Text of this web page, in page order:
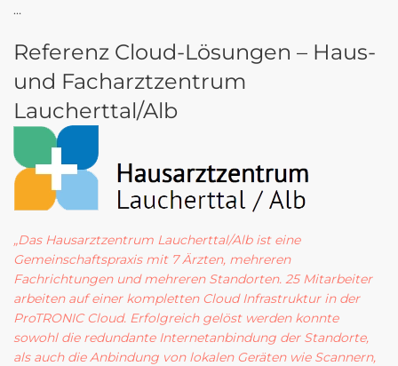
…
Referenz Cloud-Lösungen – Haus-
und Facharztzentrum
Laucherttal/Alb
„Das Hausarztzentrum Laucherttal/Alb ist eine
Gemeinschaftspraxis mit 7 Ärzten, mehreren
Fachrichtungen und mehreren Standorten. 25 Mitarbeiter
arbeiten auf einer kompletten Cloud Infrastruktur in der
ProTRONIC Cloud. Erfolgreich gelöst werden konnte
sowohl die redundante Internetanbindung der Standorte,
als auch die Anbindung von lokalen Geräten wie Scannern,